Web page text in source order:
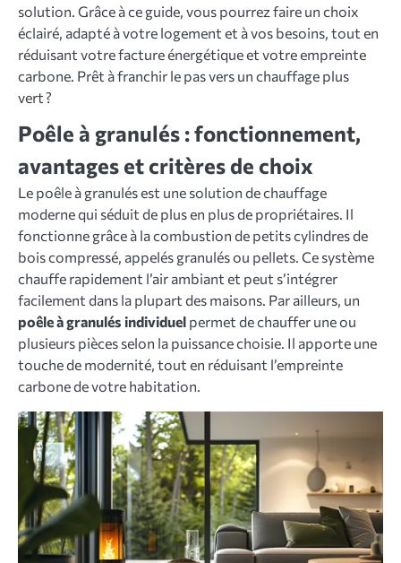
solution. Grâce à ce guide, vous pourrez faire un choix
éclairé, adapté à votre logement et à vos besoins, tout en
réduisant votre facture énergétique et votre empreinte
carbone. Prêt à franchir le pas vers un chauffage plus
vert ?
Poêle à granulés : fonctionnement,
avantages et critères de choix
Le poêle à granulés est une solution de chauffage
moderne qui séduit de plus en plus de propriétaires. Il
fonctionne grâce à la combustion de petits cylindres de
bois compressé, appelés granulés ou pellets. Ce système
chauffe rapidement l’air ambiant et peut s’intégrer
facilement dans la plupart des maisons. Par ailleurs, un
poêle à granulés individuel permet de chauffer une ou
plusieurs pièces selon la puissance choisie. Il apporte une
touche de modernité, tout en réduisant l’empreinte
carbone de votre habitation.